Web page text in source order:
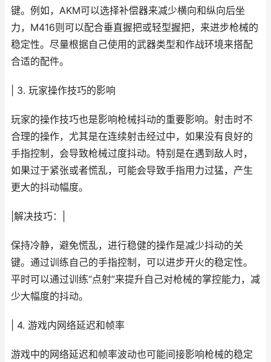
键。例如，AKM可以选择补偿器来减少横向和纵向后坐
力，M416则可以配合垂直握把或轻型握把，来进步枪械的
稳定性。尽量根据自己使用的武器类型和作战环境来搭配
合适的配件。
| 3. 玩家操作技巧的影响
玩家的操作技巧也是影响枪械抖动的重要影响。射击时不
合理的操作，尤其是在连续射击经过中，如果没有良好的
手指控制，会导致枪械过度抖动。特别是在遇到敌人时，
如果过于紧张或者慌乱，可能会导致手指用力过猛，产生
更大的抖动幅度。
|解决技巧：|
保持冷静，避免慌乱，进行稳健的操作是减少抖动的关
键。通过训练自己的手指控制，可以进步开火的稳定性。
平时可以通过训练“点射”来提升自己对枪械的掌控能力，减
少大幅度的抖动。
| 4. 游戏内网络延迟和帧率
游戏中的网络延迟和帧率波动也可能间接影响枪械的稳定